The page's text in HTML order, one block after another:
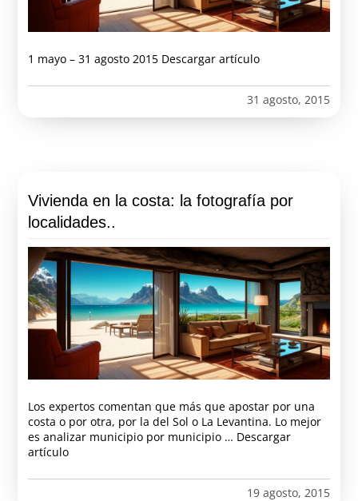
1 mayo – 31 agosto 2015 Descargar artículo
31 agosto, 2015
Vivienda en la costa: la fotografía por
localidades..
Los expertos comentan que más que apostar por una
costa o por otra, por la del Sol o La Levantina. Lo mejor
es analizar municipio por municipio … Descargar
artículo
19 agosto, 2015